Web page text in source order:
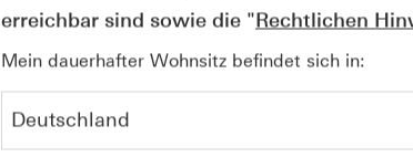
vom
erreichbar sind sowie die "Rechtlichen
Mein dauerhafter Wohnsitz befindet sich in: